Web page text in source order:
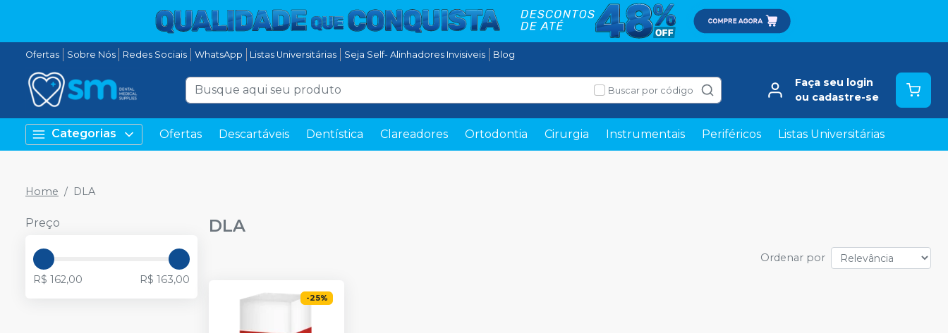
Ofertas Sobre Nós Redes Sociais WhatsApp Listas Universitárias Seja Self- Alinhadores Invisiveis Blog
Buscar por código
Faça seu login
ou cadastre-se
Categorias Ofertas Descartáveis Dentística Clareadores Ortodontia Cirurgia Instrumentais Periféricos Listas Universitárias
Home DLA
Preço
R$ 162,00 R$ 163,00
DLA
Ordenar por
-25%